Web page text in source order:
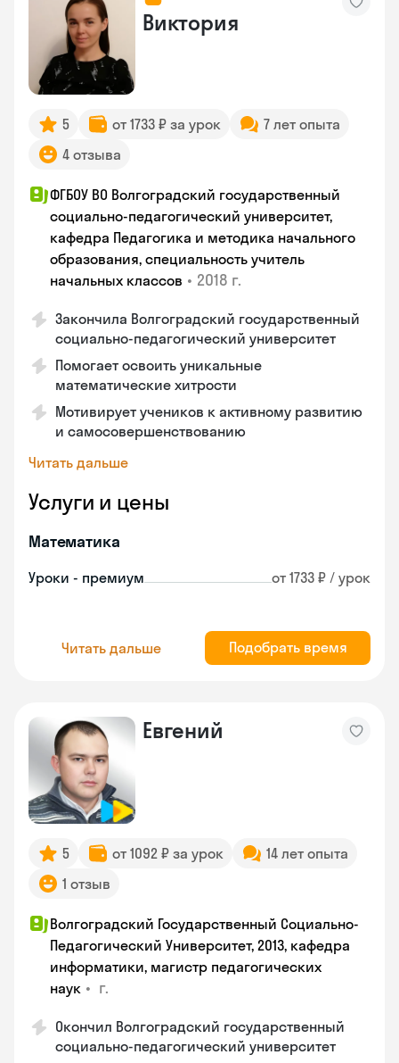
Виктория
5 от 1733 ₽ за урок
7 лет опыта
4 отзыва
ФГБОУ ВО Волгоградский государственный
социально-педагогический университет,
кафедра Педагогика и методика начального
образования, специальность учитель
начальных классов • 2018 г.
Закончила Волгоградский государственный
социально-педагогический университет
Помогает освоить уникальные
математические хитрости
Мотивирует учеников к активному развитию
и самосовершенствованию
Читать дальше
Услуги и цены
Математика
Уроки - премиум от 1733 ₽ / урок
Читать дальше Подобрать время
Евгений
5 от 1092 ₽ за урок
14 лет опыта
1 отзыв
Волгоградский Государственный Социально-
Педагогический Университет, 2013, кафедра
информатики, магистр педагогических
наук • г.
Окончил Волгоградский государственный
социально-педагогический университет